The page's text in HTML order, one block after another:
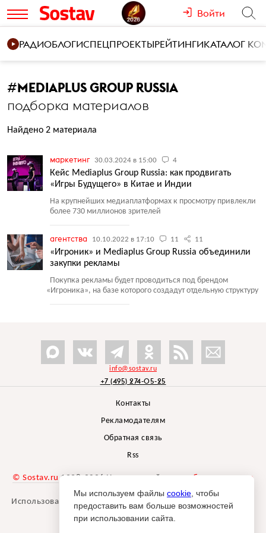
Войти
РАДИОБЛОГИСПЕЦПРОЕКТЫРЕЙТИНГИКАТАЛОГ
#MEDIAPLUS GROUP RUSSIA
подборка материалов
Найдено 2 материала
маркетинг 30.03.2024 в 15:00 4
Кейс Mediaplus Group Russia: как продвигать
«Игры Будущего» в Китае и Индии
На крупнейших медиаплатформах к просмотру привлекли
более 730 миллионов зрителей
агентства 10.10.2022 в 17:10 11 11
«Игроник» и Mediaplus Group Russia объединили
закупки рекламы
Покупка рекламы будет проводиться под брендом
«Игроника», на базе которого создадут отдельную структуру
info@sostav.ru
+7 (495) 274-05-25
Контакты
Рекламодателям
Обратная связь
Rss
© Sostav.ru 1998-2026 Независимый проектбрендингового
агентства Depot
Использование материалов Sostav.ru допустимо только при
указании источника.
Мы используем файлы cookie , чтобы
предоставить вам больше возможностей
при использовании сайта.